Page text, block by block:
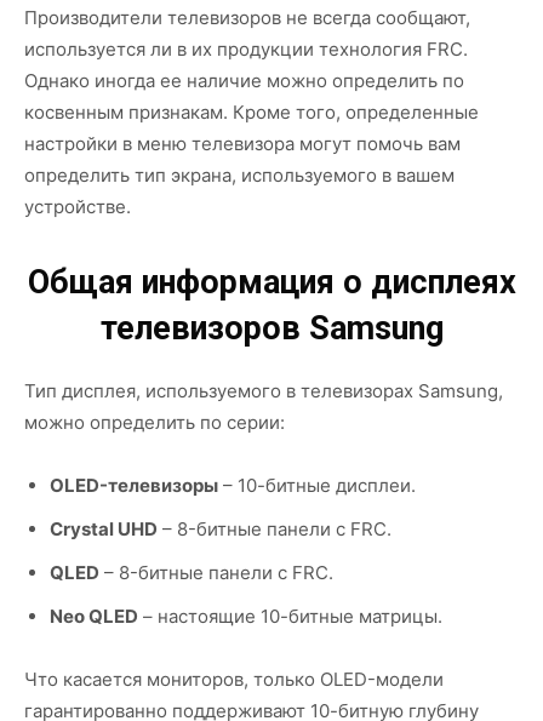
Производители телевизоров не всегда сообщают,
используется ли в их продукции технология FRC.
Однако иногда ее наличие можно определить по
косвенным признакам. Кроме того, определенные
настройки в меню телевизора могут помочь вам
определить тип экрана, используемого в вашем
устройстве.
Общая информация о дисплеях
телевизоров Samsung
Тип дисплея, используемого в телевизорах Samsung,
можно определить по серии:
OLED-телевизоры – 10-битные дисплеи.
Crystal UHD – 8-битные панели с FRC.
QLED – 8-битные панели с FRC.
Neo QLED – настоящие 10-битные матрицы.
Что касается мониторов, только OLED-модели
гарантированно поддерживают 10-битную глубину